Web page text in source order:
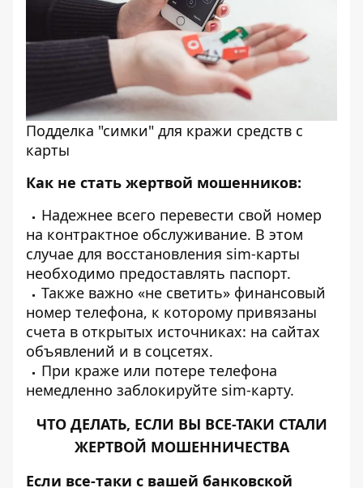
Подделка "симки" для кражи средств с
карты
Как не стать жертвой мошенников:
Надежнее всего перевести свой номер
на контрактное обслуживание. В этом
случае для восстановления sim-карты
необходимо предоставлять паспорт.
Также важно «не светить» финансовый
номер телефона, к которому привязаны
счета в открытых источниках: на сайтах
объявлений и в соцсетях.
При краже или потере телефона
немедленно заблокируйте sim-карту.
ЧТО ДЕЛАТЬ, ЕСЛИ ВЫ ВСЕ-ТАКИ СТАЛИ
ЖЕРТВОЙ МОШЕННИЧЕСТВА
Если все-таки с вашей банковской